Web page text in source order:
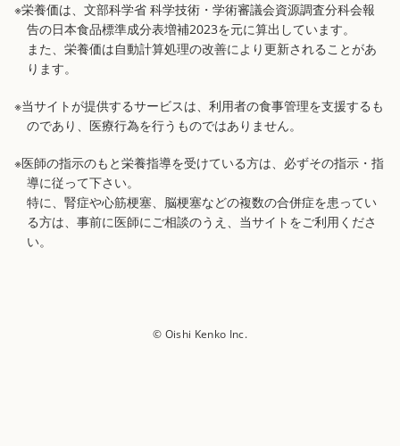
※栄養価は、文部科学省 科学技術・学術審議会資源調査分科会報
告の日本食品標準成分表増補2023を元に算出しています。
また、栄養価は自動計算処理の改善により更新されることがあ
ります。
※当サイトが提供するサービスは、利用者の食事管理を支援するも
のであり、医療行為を行うものではありません。
※医師の指示のもと栄養指導を受けている方は、必ずその指示・指
導に従って下さい。
特に、腎症や心筋梗塞、脳梗塞などの複数の合併症を患ってい
る方は、事前に医師にご相談のうえ、当サイトをご利用くださ
い。
© Oishi Kenko Inc.